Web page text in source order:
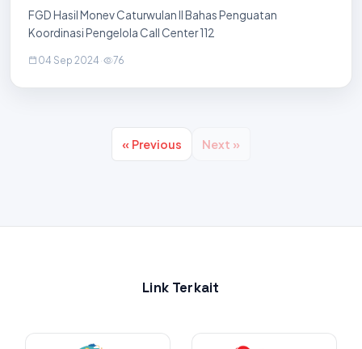
112
FGD Hasil Monev Caturwulan II Bahas Penguatan
Koordinasi Pengelola Call Center 112
04 Sep 2024 · 76
« Previous Next »
Link Terkait